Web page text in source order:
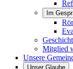
Im
Mitglied
Unsere
Unser Glaube